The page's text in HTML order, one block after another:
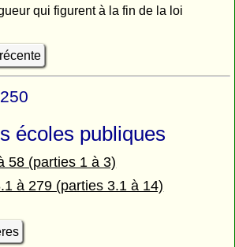
qui figurent à la fin de la loi
écoles publiques
58 (parties 1 à 3)
à 279 (parties 3.1 à 14)